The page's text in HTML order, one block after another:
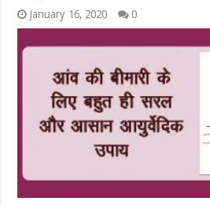
January 16, 2020 0